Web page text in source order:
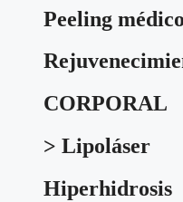
Peeling médico
CORPORAL
> Lipoláser
Hiperhidrosis